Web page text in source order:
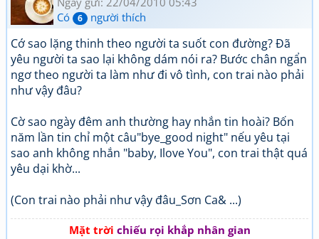
Có
6 người thích
Cớ sao lặng thinh theo người ta suốt con đường? Đã
yêu người ta sao lại không dám nói ra? Bước chân ngẩn
ngơ theo người ta làm như đi vô tình, con trai nào phải
như vậy đâu?
Cờ sao ngày đêm anh thường hay nhắn tin hoài? Bốn
năm lần tin chỉ một câu"bye_good night" nếu yêu tại
sao anh không nhắn "baby, Ilove You", con trai thật quá
yêu dại khờ...
(Con trai nào phải như vậy đâu_Sơn Ca& ...)
Mặt trời chiếu rọi khắp nhân gian